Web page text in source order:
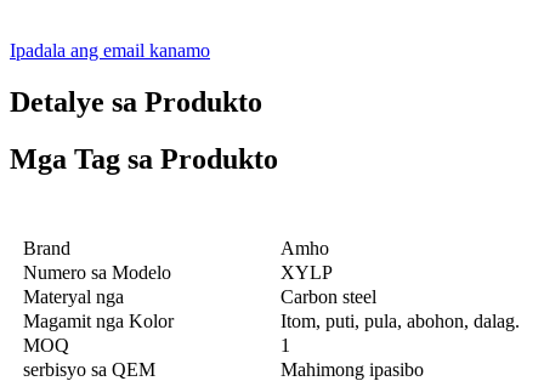
Ipadala ang email kanamo
Detalye sa Produkto
Mga Tag sa Produkto
Brand
Amho
Numero sa Modelo
XYLP
Materyal nga
Carbon steel
Magamit nga Kolor
Itom, puti, pula, abohon, dalag.
MOQ
1
serbisyo sa QEM
Mahimong ipasibo